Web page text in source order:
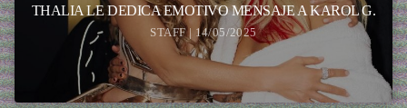
THALIA LE DEDICA EMOTIVO MENSAJE A KAROL G.
STAFF | 14/05/2025